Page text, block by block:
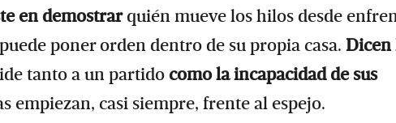
en demostrarquién mueve los hilos desde
poner orden dentro de su propia casa. Dicen
tanto a un partidocomo la incapacidad de sus
empiezan, casi siempre, frente al espejo.